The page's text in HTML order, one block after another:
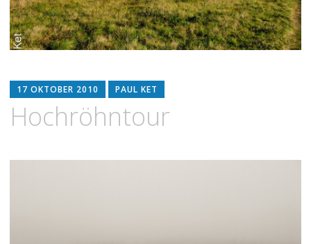
17 OKTOBER 2010 PAUL KET
Hochröhntour